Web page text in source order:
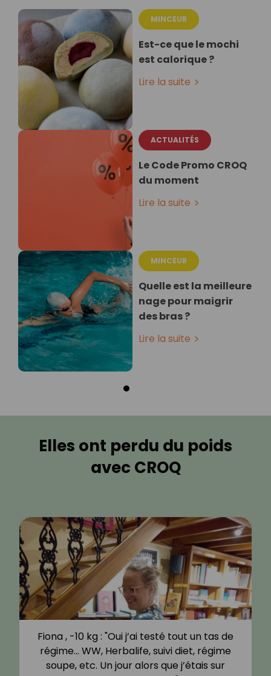
MINCEUR
Est-ce que le mochi
est calorique ?
Lire la suite
ACTUALITÉS
Le Code Promo CROQ
du moment
Lire la suite
MINCEUR
Quelle est la meilleure
nage pour maigrir
des bras ?
Lire la suite
Elles ont perdu du poids
avec CROQ
Fiona , -10 kg : "Oui j’ai testé tout un tas de
régime… WW, Herbalife, suivi diet, régime
soupe, etc. Un jour alors que j’étais sur